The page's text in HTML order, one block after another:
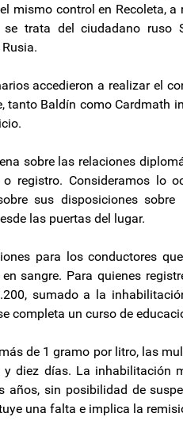
mismo control en Recoleta,
trata del ciudadano ruso
accedieron a realizar el
tanto Baldín como Cardmath
sobre las relaciones
registro. Consideramos lo
sus disposiciones
las puertas del lugar.
para los conductores
sangre. Para quienes
sumado a la
completa un curso de
de 1 gramo por litro, las
y diez días. La inhabilitación
años, sin posibilidad de
una falta e implica la